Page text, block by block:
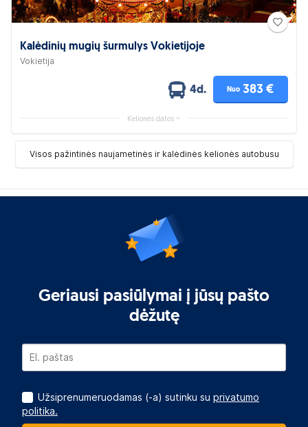
Kalėdinių mugių šurmulys Vokietijoje
Vokietija
4d. Nuo 383 €
Kelionės datos
Visos pažintinės naujametinės ir kalėdinės kelionės autobusu
Geriausi pasiūlymai į jūsų pašto
dėžutę
Užsiprenumeruodamas (-a) sutinku su privatumo
politika.